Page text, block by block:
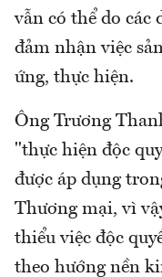
vẫn có thể do các
đảm nhận việc
ứng, thực hiện.
Ông Trương
"thực hiện độc
được áp dụng
Thương mại, vì
thiểu việc độc
theo hướng nền